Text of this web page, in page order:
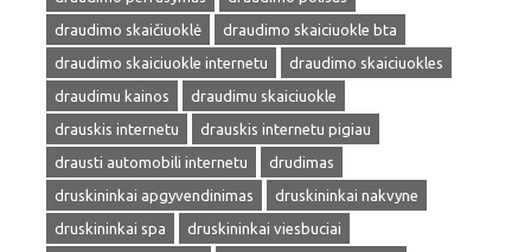
draudimo skaičiuoklė
draudimo skaiciuokle bta
draudimo skaiciuokle internetu
draudimo skaiciuokles
draudimu kainos
draudimu skaiciuokle
drauskis internetu
drauskis internetu pigiau
drausti automobili internetu
drudimas
druskininkai apgyvendinimas
druskininkai nakvyne
druskininkai spa
druskininkai viesbuciai